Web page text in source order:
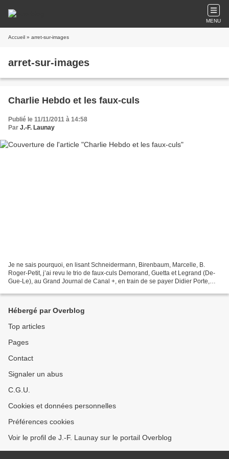
MENU
Accueil » arret-sur-images
arret-sur-images
Charlie Hebdo et les faux-culs
Publié le 11/11/2011 à 14:58
Par J.-F. Launay
Je ne sais pourquoi, en lisant Schneidermann, Birenbaum, Marcelle, B.
Roger-Petit, j’ai revu le trio de faux-culs Demorand, Guetta et Legrand (De-
Gue-Le), au Grand Journal de Canal +, en train de se payer Didier Porte,
Hébergé par Overblog
Top articles
Pages
Contact
Signaler un abus
C.G.U.
Cookies et données personnelles
Préférences cookies
Voir le profil de J.-F. Launay sur le portail Overblog